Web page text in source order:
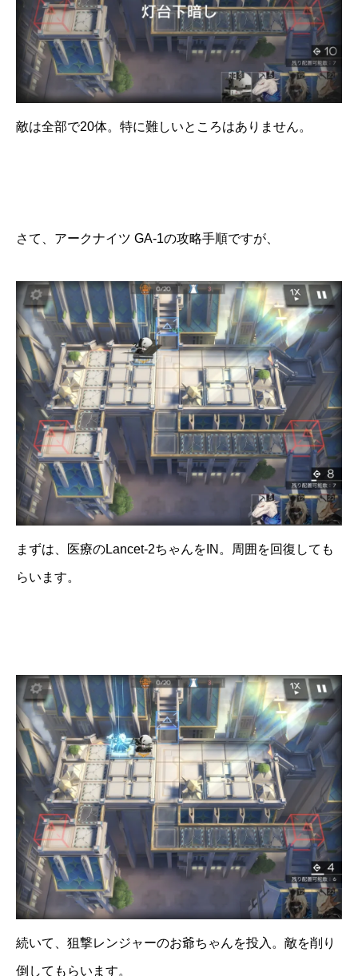
敵は全部で20体。特に難しいところはありません。
さて、アークナイツ GA-1の攻略手順ですが、
まずは、医療のLancet-2ちゃんをIN。周囲を回復しても
らいます。
続いて、狙撃レンジャーのお爺ちゃんを投入。敵を削り
倒してもらいます。